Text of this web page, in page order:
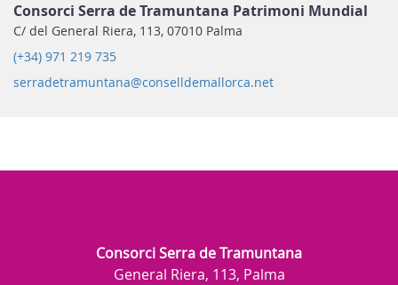
Consorci Serra de Tramuntana Patrimoni Mundial
C/ del General Riera, 113, 07010 Palma
(+34) 971 219 735
serradetramuntana@conselldemallorca.net
Consorci Serra de Tramuntana
General Riera, 113, Palma